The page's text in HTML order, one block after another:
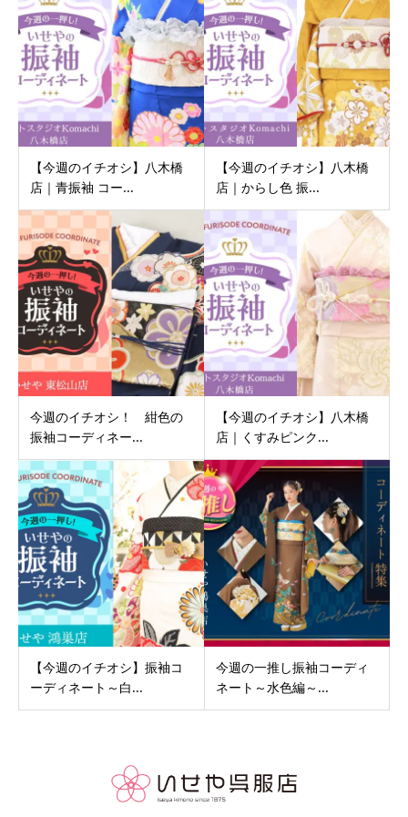
【今週のイチオシ】八木橋
店｜青振袖 コー...
【今週のイチオシ】八木橋
店｜からし色 振...
今週のイチオシ！ 紺色の
振袖コーディネー...
【今週のイチオシ】八木橋
店｜くすみピンク...
【今週のイチオシ】振袖コ
ーディネート～白...
今週の一推し振袖コーディ
ネート～水色編～...